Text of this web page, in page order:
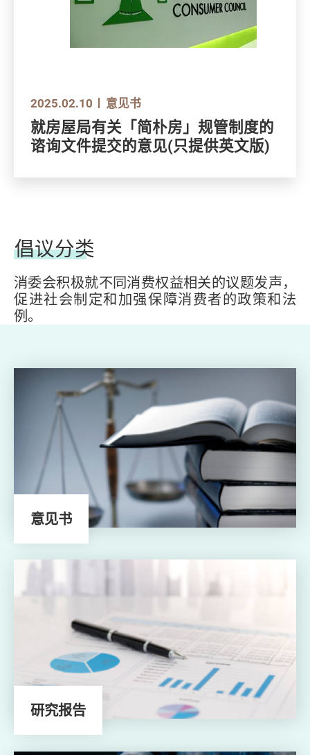
2025.02.10 意见书
就房屋局有关「简朴房」规管制度的
谘询文件提交的意见(只提供英文版)
倡议分类
消委会积极就不同消费权益相关的议题发声，
促进社会制定和加强保障消费者的政策和法
例。
意见书
研究报告